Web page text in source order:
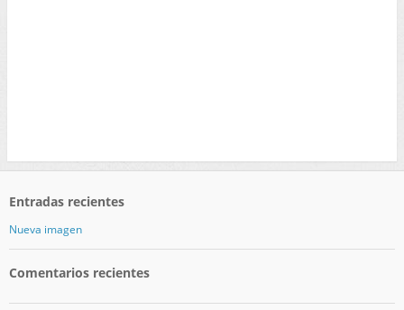
Entradas recientes
Nueva imagen
Comentarios recientes